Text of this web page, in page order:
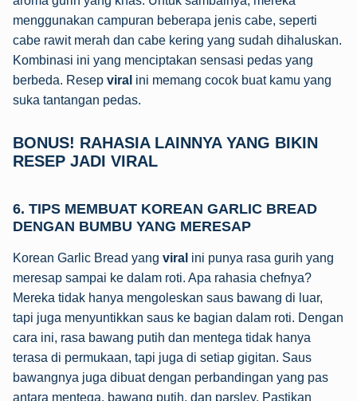
menggunakan campuran beberapa jenis cabe, seperti
cabe rawit merah dan cabe kering yang sudah dihaluskan.
Kombinasi ini yang menciptakan sensasi pedas yang
berbeda. Resep viral ini memang cocok buat kamu yang
suka tantangan pedas.
BONUS! RAHASIA LAINNYA YANG BIKIN
RESEP JADI VIRAL
6. TIPS MEMBUAT KOREAN GARLIC BREAD
DENGAN BUMBU YANG MERESAP
Korean Garlic Bread yang viral ini punya rasa gurih yang
meresap sampai ke dalam roti. Apa rahasia chefnya?
Mereka tidak hanya mengoleskan saus bawang di luar,
tapi juga menyuntikkan saus ke bagian dalam roti. Dengan
cara ini, rasa bawang putih dan mentega tidak hanya
terasa di permukaan, tapi juga di setiap gigitan. Saus
bawangnya juga dibuat dengan perbandingan yang pas
antara mentega, bawang putih, dan parsley. Pastikan